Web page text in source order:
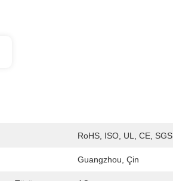
RoHS, ISO, UL, CE, SGS
Guangzhou, Çin